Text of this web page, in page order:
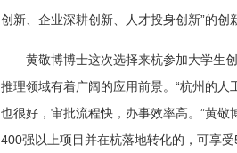
创新、企业深耕创新、人才投身创新”的创
黄敬博博士这次选择来杭参加大学生
推理领域有着广阔的应用前景。“杭州的
也很好，审批流程快，办事效率高。”黄
400强以上项目并在杭落地转化的，可享